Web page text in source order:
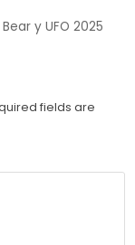
y UFO 2025
fields are